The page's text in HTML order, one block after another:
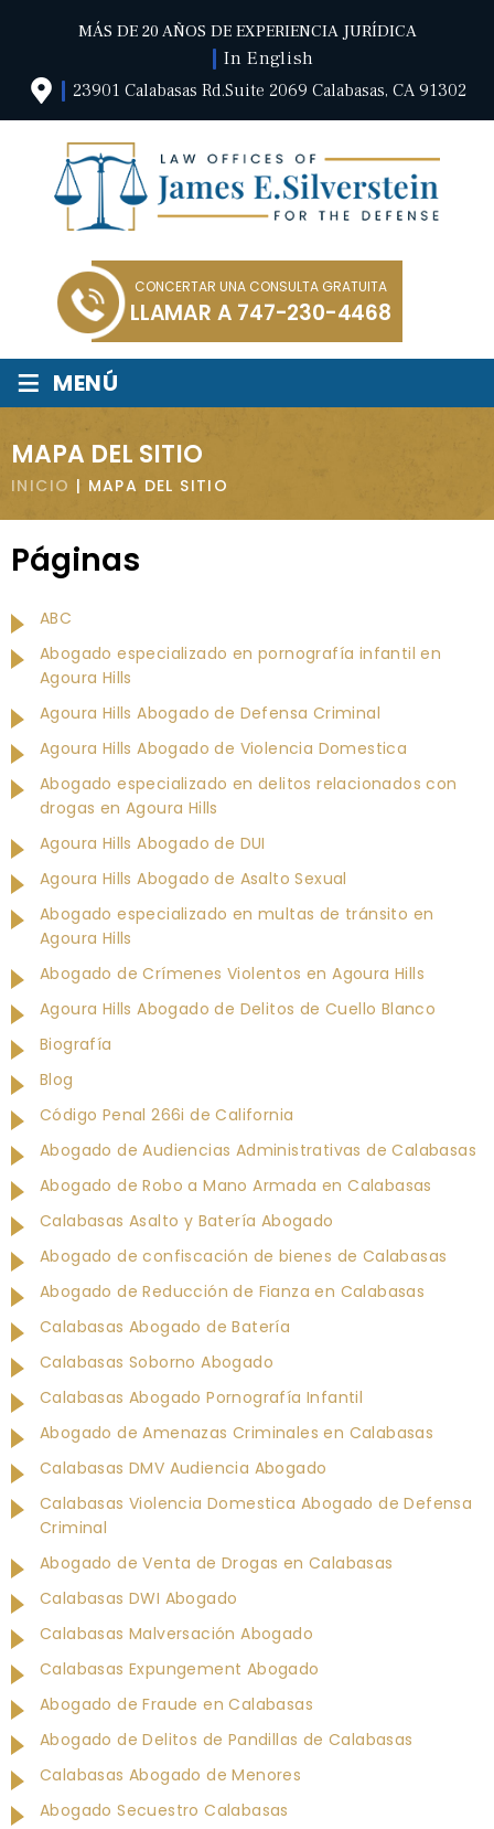
MÁS DE 20 AÑOS DE EXPERIENCIA JURÍDICA
In English
23901 Calabasas Rd.Suite 2069 Calabasas, CA 91302
CONCERTAR UNA CONSULTA GRATUITA
LLAMAR A 747-230-4468
≡ MENÚ
MAPA DEL SITIO
INICIO | MAPA DEL SITIO
Páginas
ABC
Abogado especializado en pornografía infantil en
Agoura Hills
Agoura Hills Abogado de Defensa Criminal
Agoura Hills Abogado de Violencia Domestica
Abogado especializado en delitos relacionados con
drogas en Agoura Hills
Agoura Hills Abogado de DUI
Agoura Hills Abogado de Asalto Sexual
Abogado especializado en multas de tránsito en
Agoura Hills
Abogado de Crímenes Violentos en Agoura Hills
Agoura Hills Abogado de Delitos de Cuello Blanco
Biografía
Blog
Código Penal 266i de California
Abogado de Audiencias Administrativas de Calabasas
Abogado de Robo a Mano Armada en Calabasas
Calabasas Asalto y Batería Abogado
Abogado de confiscación de bienes de Calabasas
Abogado de Reducción de Fianza en Calabasas
Calabasas Abogado de Batería
Calabasas Soborno Abogado
Calabasas Abogado Pornografía Infantil
Abogado de Amenazas Criminales en Calabasas
Calabasas DMV Audiencia Abogado
Calabasas Violencia Domestica Abogado de Defensa
Criminal
Abogado de Venta de Drogas en Calabasas
Calabasas DWI Abogado
Calabasas Malversación Abogado
Calabasas Expungement Abogado
Abogado de Fraude en Calabasas
Abogado de Delitos de Pandillas de Calabasas
Calabasas Abogado de Menores
Abogado Secuestro Calabasas